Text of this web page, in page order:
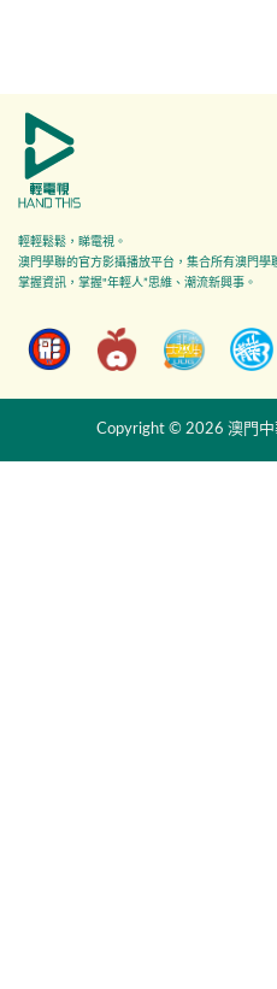
輕輕鬆鬆，睇電視。
澳門學聯的官方影攝播放平台，集合所有澳門學
掌握資訊，掌握"年輕人”思維、潮流新興事。
Copyright © 2026 澳門中